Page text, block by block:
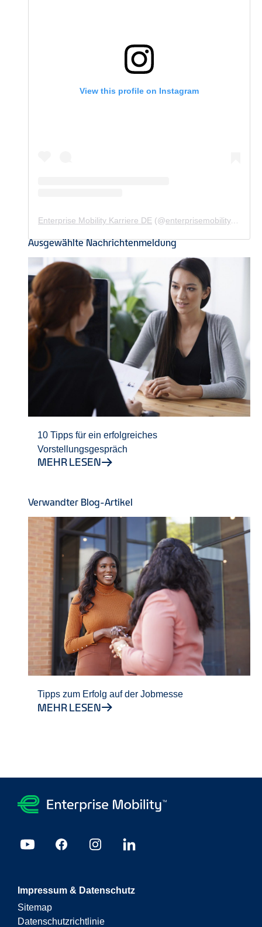
View this profile on Instagram
Enterprise Mobility Karriere DE (@enterprisemobility.karriere.de
Ausgewählte Nachrichtenmeldung
10 Tipps für ein erfolgreiches
Vorstellungsgespräch
MEHR LESEN
Verwandter Blog-Artikel
Tipps zum Erfolg auf der Jobmesse
MEHR LESEN
Impressum & Datenschutz
Sitemap
Datenschutzrichtlinie